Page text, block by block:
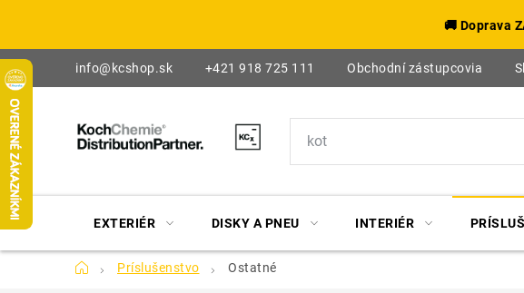
obsah
🚚 Doprava
info@kcshop.sk +421 918 725 111 Obchodní zástupcovia
EXTERIÉR DISKY A PNEU INTERIÉR
DomovPríslušenstvo Ostatné